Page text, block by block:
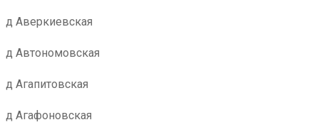
д Аверкиевская
д Автономовская
д Агапитовская
д Агафоновская